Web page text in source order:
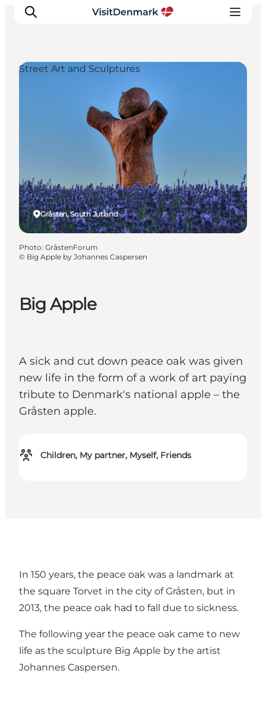
Destinations
Hébergements
Planifiez votre voyage
Big Apple
A sick and cut down peace oak was given
new life in the form of a work of art paying
tribute to Denmark's national apple – the
Gråsten apple.
Children, My partner, Myself, Friends
Gråsten, South Jutland
Street Art and Sculptures
Photo: GråstenForum
© Big Apple by Johannes Caspersen
In 150 years, the peace oak was a landmark at
the square Torvet in the city of Gråsten, but in
2013, the peace oak had to fall due to sickness.
The following year the peace oak came to new
life as the sculpture Big Apple by the artist
Johannes Caspersen.